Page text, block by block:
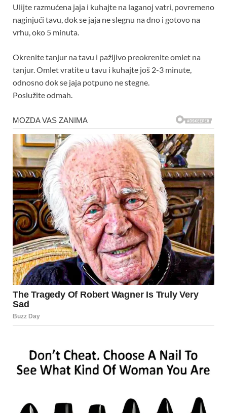
Ulijte razmućena jaja i kuhajte na laganoj vatri, povremeno
naginjući tavu, dok se jaja ne slegnu na dno i gotovo na
vrhu, oko 5 minuta.
Okrenite tanjur na tavu i pažljivo preokrenite omlet na
tanjur. Omlet vratite u tavu i kuhajte još 2-3 minute,
odnosno dok se jaja potpuno ne stegne.
Poslužite odmah.